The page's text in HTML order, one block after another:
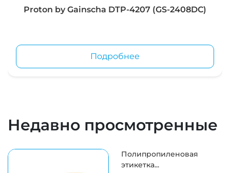
Proton by Gainscha DTP-4207 (GS-2408DC)
Подробнее
Недавно просмотренные
Полипропиленовая
этикетка...